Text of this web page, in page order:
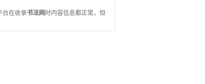
台在收录书法网 时内容信息都正常，但